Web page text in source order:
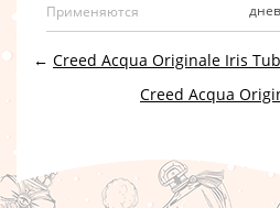
Применяются
← Creed Acqua Originale Iris
Creed Acqua